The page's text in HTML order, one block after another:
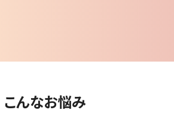
こんなお悩み